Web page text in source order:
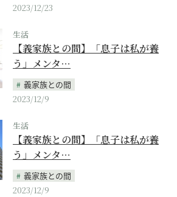
2023/12/23
生活
【義家族との間】「息子は私が養
う」メンタ…
義家族との間
2023/12/9
生活
【義家族との間】「息子は私が養
う」メンタ…
義家族との間
2023/12/9